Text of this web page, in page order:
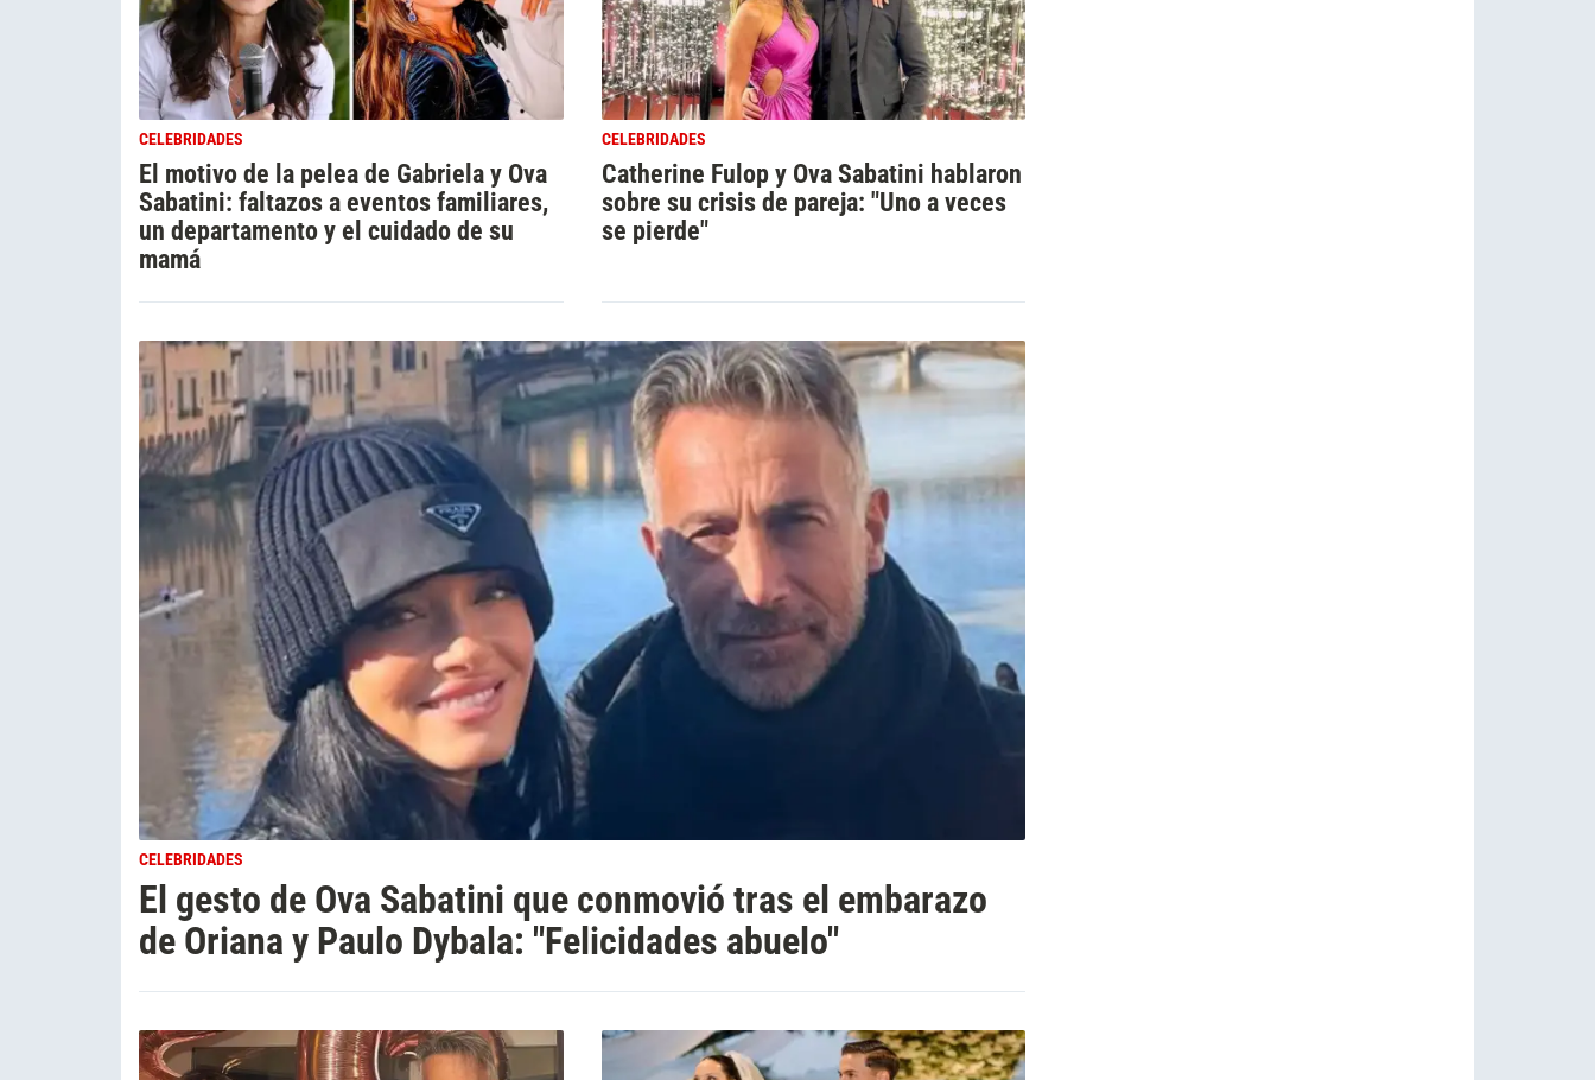
CELEBRIDADES
El motivo de la pelea de Gabriela y Ova
Sabatini: faltazos a eventos familiares,
un departamento y el cuidado de su
mamá
CELEBRIDADES
Catherine Fulop y Ova Sabatini hablaron
sobre su crisis de pareja: "Uno a veces
se pierde"
CELEBRIDADES
El gesto de Ova Sabatini que conmovió tras el embarazo
de Oriana y Paulo Dybala: "Felicidades abuelo"